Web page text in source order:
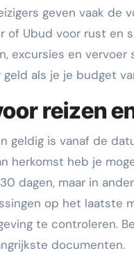
geven vaak de
of Ubud voor rust en
excursies en
als je je budget
reizen
geldig is vanaf de
herkomst heb je
dagen, maar in
op het laatste
te controleren.
documenten.